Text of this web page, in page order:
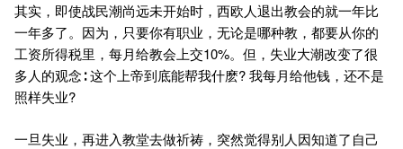
其实，即使战民潮尚远未开始时，西欧人退出教会的就一年比
一年多了。因为，只要你有职业，无论是哪种教，都要从你的
工资所得税里，每月给教会上交10%。但，失业大潮改变了很
多人的观念∶ 这个上帝到底能帮我什麽? 我每月给他钱，还不是
照样失业?
一旦失业，再进入教堂去做祈祷，突然觉得别人因知道了自己